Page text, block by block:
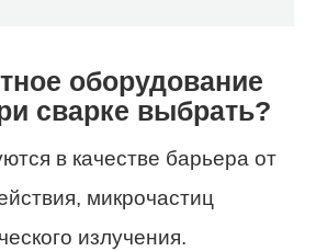
оборудование
сварке выбрать?
в качестве барьера от
микрочастиц
излучения.